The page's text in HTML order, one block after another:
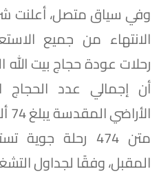
وفي سياق متصل، أعلنت
الانتهاء من جميع
رحلات عودة حجاج بيت الله
أن إجمالي عدد الحجاج
متن 474 رحلة
المقبل، وفقًا لجداول